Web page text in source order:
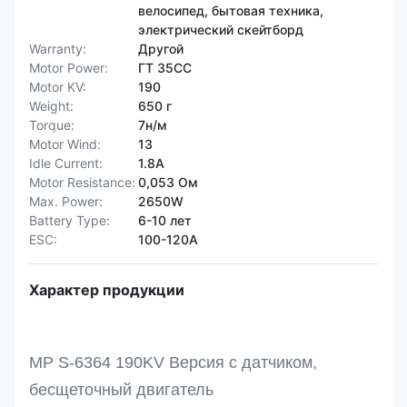
велосипед, бытовая техника,
электрический скейтборд
Warranty:
Другой
Motor Power:
ГТ 35CC
Motor KV:
190
Weight:
650 г
Torque:
7н/м
Motor Wind:
13
Idle Current:
1.8A
Motor Resistance: 0,053 Ом
Max. Power:
2650W
Battery Type:
6-10 лет
ESC:
100-120А
Характер продукции
MP S-6364 190KV Версия с датчиком,
бесщеточный двигатель